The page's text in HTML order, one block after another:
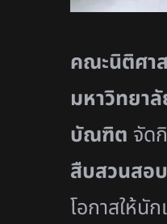
คณะนิติศา
มหาวิทยา
บัณฑิต จัด
สืบสวนสอ
โอกาสให้นั